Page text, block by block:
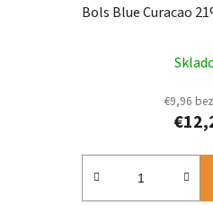
Bols Blue Curacao
€9,96